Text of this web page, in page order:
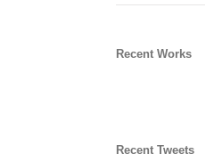
Recent Works
Recent Tweets